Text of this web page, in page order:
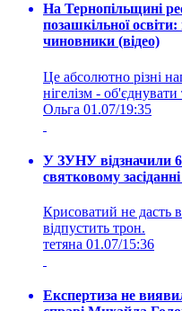
На Тернопільщині
позашкільної
чиновники (відео)
Це абсолютно різні
нігелізм -
Ольга 01.07/19:35
У ЗУНУ відзначили
святковому
Крисоватий не дасть
відпустить трон.
тетяна 01.07/15:36
Експертиза не